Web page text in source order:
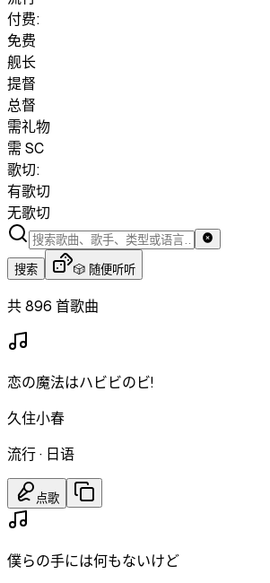
付费:
免费
舰长
提督
总督
需礼物
需 SC
歌切:
有歌切
无歌切
搜索 🎲 随便听听
共 896 首歌曲
恋の魔法はハビビのビ!
久住小春
流行· 日语
点歌
僕らの手には何もないけど